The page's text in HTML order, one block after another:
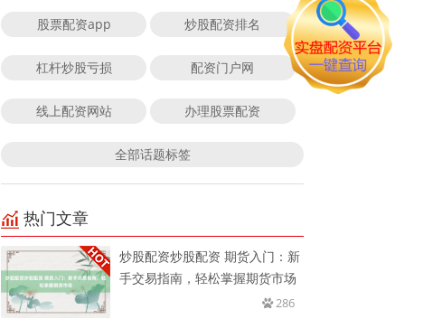
股票配资app 炒股配资排名
杠杆炒股亏损 配资门户网
线上配资网站 办理股票配资
全部话题标签
热门文章
炒股配资炒股配资 期货入门：新
手交易指南，轻松掌握期货市场
286